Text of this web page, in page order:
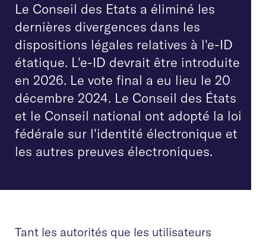
Le Conseil des Etats a éliminé les
dernières divergences dans les
dispositions légales relatives à l'e-ID
étatique. L'e-ID devrait être introduite
en 2026. Le vote final a eu lieu le 20
décembre 2024. Le Conseil des États
et le Conseil national ont adopté la loi
fédérale sur l'identité électronique et
les autres preuves électroniques.
Tant les autorités que les utilisateurs